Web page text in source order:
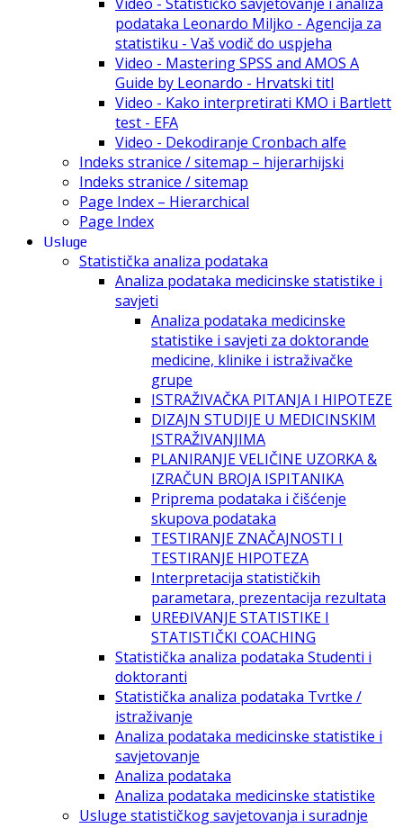
podataka Leonardo Miljko - Agencija za
statistiku - Vaš vodič do uspjeha
Video - Mastering SPSS and AMOS A
Guide by Leonardo - Hrvatski titl
Video - Kako interpretirati KMO i Bartlett
test - EFA
Video - Dekodiranje Cronbach alfe
Indeks stranice / sitemap – hijerarhijski
Indeks stranice / sitemap
Page Index – Hierarchical
Page Index
Usluge
Statistička analiza podataka
Analiza podataka medicinske statistike i
savjeti
Analiza podataka medicinske
statistike i savjeti za doktorande
medicine, klinike i istraživačke
grupe
ISTRAŽIVAČKA PITANJA I HIPOTEZE
DIZAJN STUDIJE U MEDICINSKIM
ISTRAŽIVANJIMA
PLANIRANJE VELIČINE UZORKA &
IZRAČUN BROJA ISPITANIKA
Priprema podataka i čišćenje
skupova podataka
TESTIRANJE ZNAČAJNOSTI I
TESTIRANJE HIPOTEZA
Interpretacija statističkih
parametara, prezentacija rezultata
UREĐIVANJE STATISTIKE I
STATISTIČKI COACHING
Statistička analiza podataka Studenti i
doktoranti
Statistička analiza podataka Tvrtke /
istraživanje
Analiza podataka medicinske statistike i
savjetovanje
Analiza podataka
Analiza podataka medicinske statistike
Usluge statističkog savjetovanja i suradnje